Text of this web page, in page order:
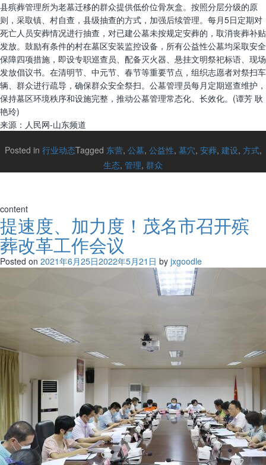
县殡葬管理所为老墓迁移的群众提供低价位骨灰盒。按照分层分级的原
则，采取镇、村自查，县级抽查的方式，加强后续管理。每月5日定期对
死亡人员安葬情况进行抽查，对已建公墓未按规定安葬的，取消丧葬补贴
发放。鼓励有条件的村在墓区安装监控设备，所有公益性公墓均采取安全
保障四项措施，即设专职巡查员、配备灭火器、悬挂文明祭祀标语、现场
发放倡议书。在清明节、中元节、春节等重要节点，组织志愿者对祭扫车
辆、群众进行疏导，确保群众安全祭扫。公墓管理员每月定期巡查维护，
保持墓区环境秩序和设施完整，推动公墓管理常态化、长效化。(谭芳 耿
艳玲)
来源：人民网-山东频道
Posted in 行业动态Tagged 东营, 公墓, 公益性, 墓穴, 安葬, 建设, 方式,
生态, 管理, 群众
content
提速度、加力度！茂名市召开殡
葬改革工作会议
Posted on 2021年6月25日2022年5月21日 by jxgoodle